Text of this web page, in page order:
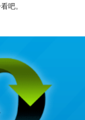
吧。